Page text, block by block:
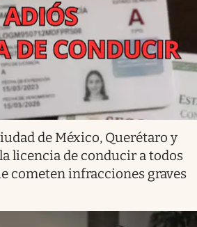
de México, Querétaro y
licencia de conducir a todos
cometen infracciones graves